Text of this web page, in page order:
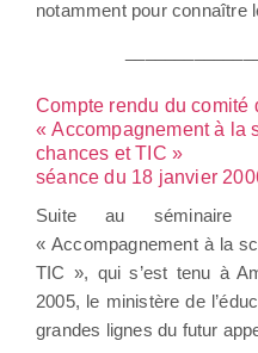
notamment pour connaître
Compte rendu du comité
« Accompagnement à la
chances et TIC »
séance du 18 janvier
Suite au
« Accompagnement à la
TIC », qui s’est tenu à
2005, le ministère de
grandes lignes du futur